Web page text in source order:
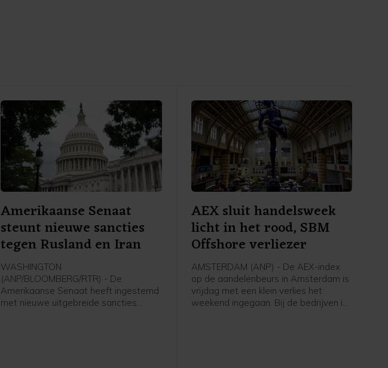
Amerikaanse Senaat
steunt nieuwe sancties
tegen Rusland en Iran
WASHINGTON
(ANP/BLOOMBERG/RTR) - De
Amerikaanse Senaat heeft ingestemd
met nieuwe uitgebreide sancties
AEX sluit handelsweek
licht in het rood, SBM
Offshore verliezer
AMSTERDAM (ANP) - De AEX-index
op de aandelenbeurs in Amsterdam is
vrijdag met een klein verlies het
weekend ingegaan. Bij de bedrijven in